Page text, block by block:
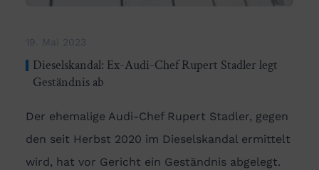
19. Mai 2023
Dieselskandal: Ex-Audi-Chef Rupert Stadler legt
Geständnis ab
Der ehemalige Audi-Chef Rupert Stadler, gegen
den seit Herbst 2020 im Dieselskandal ermittelt
wird, hat vor Gericht ein Geständnis abgelegt.